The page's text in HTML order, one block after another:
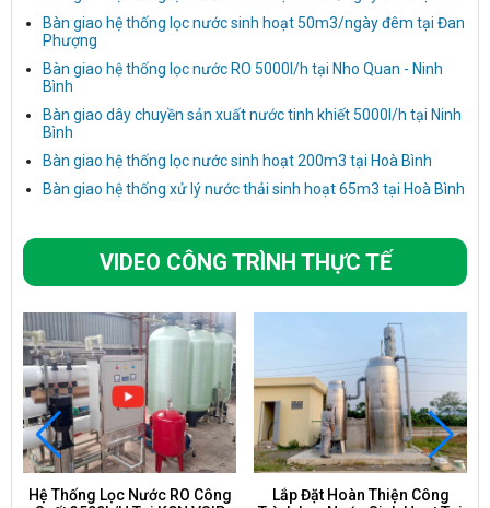
Bàn giao hệ thống lọc nước sinh hoạt 50m3/ngày đêm tại Đan
Phượng
Bàn giao hệ thống lọc nước RO 5000l/h tại Nho Quan - Ninh
Bình
Bàn giao dây chuyền sản xuất nước tinh khiết 5000l/h tại Ninh
Bình
Bàn giao hệ thống lọc nước sinh hoạt 200m3 tại Hoà Bình
Bàn giao hệ thống xử lý nước thải sinh hoạt 65m3 tại Hoà Bình
VIDEO CÔNG TRÌNH THỰC TẾ
Hệ Thống Lọc Nước RO Công
Lắp Đặt Hoàn Thiện Công